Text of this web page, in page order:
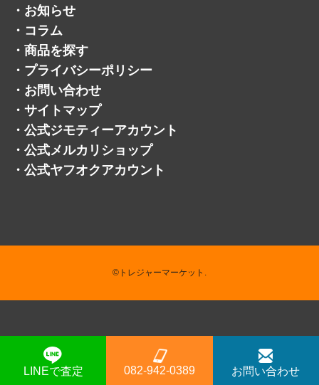
・ お知らせ
・ コラム
・ 商品を探す
・ プライバシーポリシー
・ お問い合わせ
・ サイトマップ
・ 公式ジモティーアカウント
・ 公式メルカリショップ
・ 公式ヤフオクアカウント
©トレジャーマーケット.
LINEで査定 082-942-0389 お問い合わせ